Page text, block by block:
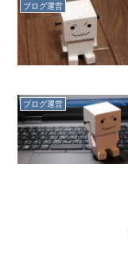
ブログ運営
ブログ運営